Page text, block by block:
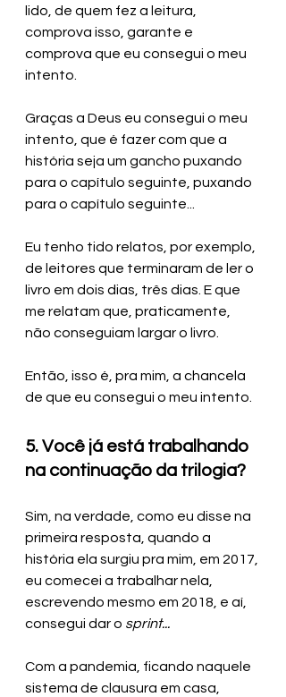
lido, de quem fez a leitura,
comprova isso, garante e
comprova que eu consegui o meu
intento.
Graças a Deus eu consegui o meu
intento, que é fazer com que a
história seja um gancho puxando
para o capítulo seguinte, puxando
para o capítulo seguinte...
Eu tenho tido relatos, por exemplo,
de leitores que terminaram de ler o
livro em dois dias, três dias. E que
me relatam que, praticamente,
não conseguiam largar o livro.
Então, isso é, pra mim, a chancela
de que eu consegui o meu intento.
5. Você já está trabalhando
na continuação da trilogia?
Sim, na verdade, como eu disse na
primeira resposta, quando a
história ela surgiu pra mim, em 2017,
eu comecei a trabalhar nela,
escrevendo mesmo em 2018, e aí,
consegui dar o sprint...
Com a pandemia, ficando naquele
sistema de clausura em casa,